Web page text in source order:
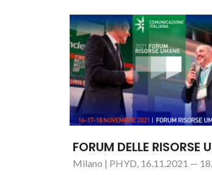
FORUM DELLE RISORSE
Milano | PHYD, 16.11.2021 —